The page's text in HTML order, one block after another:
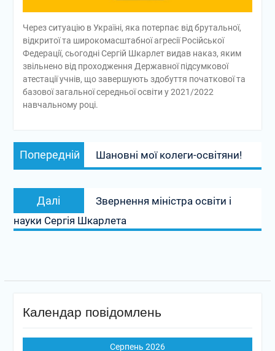
Через ситуацію в Україні, яка потерпає від брутальної,
відкритої та широкомасштабної агресії Російської
Федерації, сьогодні Сергій Шкарлет видав наказ, яким
звільнено від проходження Державної підсумкової
атестації учнів, що завершують здобуття початкової та
базової загальної середньої освіти у 2021/2022
навчальному році.
Навігація
записів
Попередній
Попередній
запис:
Шановні мої колеги-освітяни!
Далі
запис:
Звернення міністра освіти і
науки Сергія Шкарлета
Календар повідомлень
Серпень 2026